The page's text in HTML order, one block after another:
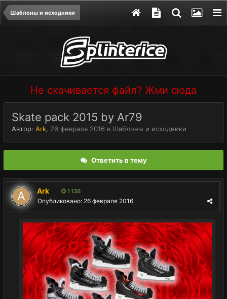
Шаблоны и исходники
Не скачивается файл? Жми сюда
Skate pack 2015 by Ar79
Автор: Ark, 26 февраля 2016 в Шаблоны и исходники
Ответить в тему
Ark 1 136
Опубликовано: 26 февраля 2016